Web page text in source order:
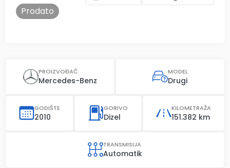
Prodato
PROIZVOĐAČ
Mercedes-Benz
MODEL
Drugi
GODIŠTE
2010
GORIVO
Dizel
KILOMETRAŽA
151.382 km
TRANSMISIJA
Automatik